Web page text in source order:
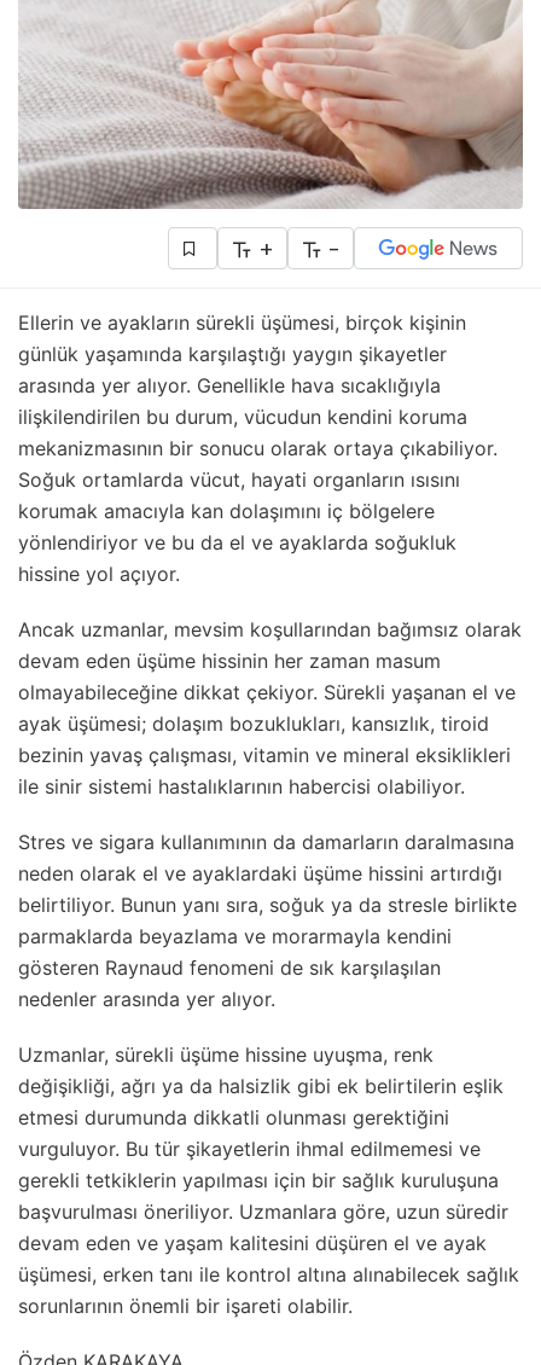
+ -
Ellerin ve ayakların sürekli üşümesi, birçok kişinin
günlük yaşamında karşılaştığı yaygın şikayetler
arasında yer alıyor. Genellikle hava sıcaklığıyla
ilişkilendirilen bu durum, vücudun kendini koruma
mekanizmasının bir sonucu olarak ortaya çıkabiliyor.
Soğuk ortamlarda vücut, hayati organların ısısını
korumak amacıyla kan dolaşımını iç bölgelere
yönlendiriyor ve bu da el ve ayaklarda soğukluk
hissine yol açıyor.
Ancak uzmanlar, mevsim koşullarından bağımsız olarak
devam eden üşüme hissinin her zaman masum
olmayabileceğine dikkat çekiyor. Sürekli yaşanan el ve
ayak üşümesi; dolaşım bozuklukları, kansızlık, tiroid
bezinin yavaş çalışması, vitamin ve mineral eksiklikleri
ile sinir sistemi hastalıklarının habercisi olabiliyor.
Stres ve sigara kullanımının da damarların daralmasına
neden olarak el ve ayaklardaki üşüme hissini artırdığı
belirtiliyor. Bunun yanı sıra, soğuk ya da stresle birlikte
parmaklarda beyazlama ve morarmayla kendini
gösteren Raynaud fenomeni de sık karşılaşılan
nedenler arasında yer alıyor.
Uzmanlar, sürekli üşüme hissine uyuşma, renk
değişikliği, ağrı ya da halsizlik gibi ek belirtilerin eşlik
etmesi durumunda dikkatli olunması gerektiğini
vurguluyor. Bu tür şikayetlerin ihmal edilmemesi ve
gerekli tetkiklerin yapılması için bir sağlık kuruluşuna
başvurulması öneriliyor. Uzmanlara göre, uzun süredir
devam eden ve yaşam kalitesini düşüren el ve ayak
üşümesi, erken tanı ile kontrol altına alınabilecek sağlık
sorunlarının önemli bir işareti olabilir.